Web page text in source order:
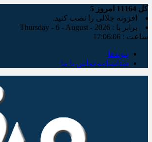
کل امروز 5
افزونه جلالی را نصب کنید.
برابر با : Thursday - 6 - August - 2026
ساعت : 17:06:06
پیوندها
شناسنامه/تماس با ما